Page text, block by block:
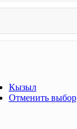
Кызыл
Отменить выбор